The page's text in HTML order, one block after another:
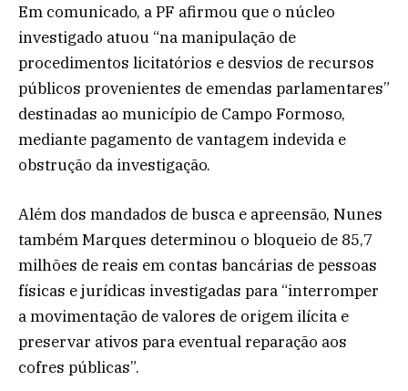
Em comunicado, a PF afirmou que o núcleo
investigado atuou “na manipulação de
procedimentos licitatórios e desvios de recursos
públicos provenientes de emendas parlamentares”
destinadas ao município de Campo Formoso,
mediante pagamento de vantagem indevida e
obstrução da investigação.
Além dos mandados de busca e apreensão, Nunes
também Marques determinou o bloqueio de 85,7
milhões de reais em contas bancárias de pessoas
físicas e jurídicas investigadas para “interromper
a movimentação de valores de origem ilícita e
preservar ativos para eventual reparação aos
cofres públicas”.